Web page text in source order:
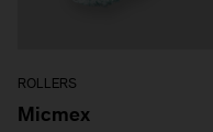
ROLLERS
Micmex